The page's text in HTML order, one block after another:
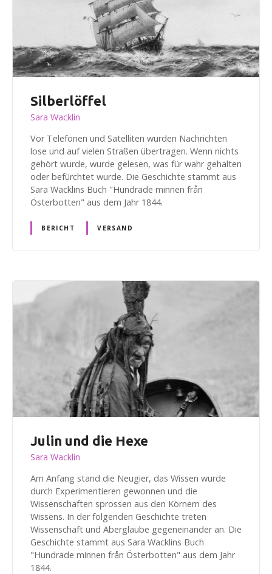
Silberlöffel
Sara Wacklin
Vor Telefonen und Satelliten wurden Nachrichten
lose und auf vielen Straßen übertragen. Wenn nichts
gehört wurde, wurde gelesen, was für wahr gehalten
oder befürchtet wurde. Die Geschichte stammt aus
Sara Wacklins Buch "Hundrade minnen från
Österbotten" aus dem Jahr 1844.
BERICHT VERSAND
Julin und die Hexe
Sara Wacklin
Am Anfang stand die Neugier, das Wissen wurde
durch Experimentieren gewonnen und die
Wissenschaften sprossen aus den Körnern des
Wissens. In der folgenden Geschichte treten
Wissenschaft und Aberglaube gegeneinander an. Die
Geschichte stammt aus Sara Wacklins Buch
"Hundrade minnen från Österbotten" aus dem Jahr
1844.